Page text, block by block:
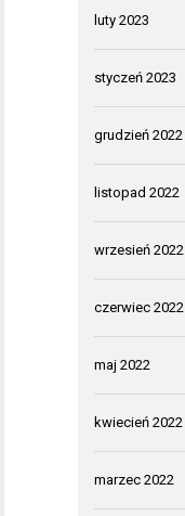
luty 2023
styczeń 2023
grudzień 2022
listopad 2022
wrzesień 2022
czerwiec 2022
maj 2022
kwiecień 2022
marzec 2022